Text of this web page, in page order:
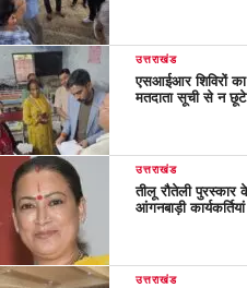
उत्तराखंड
एसआईआर शिविरों का
मतदाता सूची से न
उत्तराखंड
तीलू रौतेली
आंगनबाड़ी
उत्तराखंड